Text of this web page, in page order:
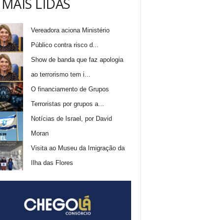
LIDAS
Vereadora aciona Ministério
Público contra risco d...
Show de banda que faz apologia
ao terrorismo tem i...
O financiamento de Grupos
Terroristas por grupos a...
Notícias de Israel, por David
Moran
Visita ao Museu da Imigração da
Ilha das Flores